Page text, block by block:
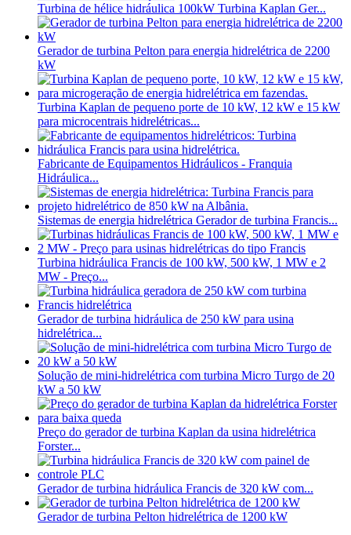
Turbina de hélice hidráulica 100kW Turbina Kaplan Ger...
Gerador de turbina Pelton para energia hidrelétrica de 2200
kW
Turbina Kaplan de pequeno porte de 10 kW, 12 kW e 15 kW
para microcentrais hidrelétricas...
Fabricante de Equipamentos Hidráulicos - Franquia
Hidráulica...
Sistemas de energia hidrelétrica Gerador de turbina Francis...
Turbina hidráulica Francis de 100 kW, 500 kW, 1 MW e 2
MW - Preço...
Gerador de turbina hidráulica de 250 kW para usina
hidrelétrica...
Solução de mini-hidrelétrica com turbina Micro Turgo de 20
kW a 50 kW
Preço do gerador de turbina Kaplan da usina hidrelétrica
Forster...
Gerador de turbina hidráulica Francis de 320 kW com...
Gerador de turbina Pelton hidrelétrica de 1200 kW